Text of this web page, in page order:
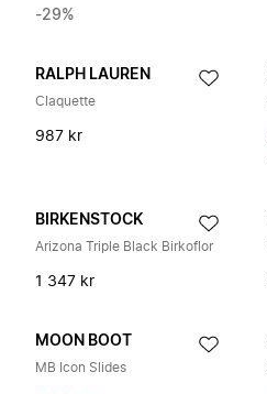
-29%
RALPH LAUREN
Claquette
987 kr
BIRKENSTOCK
Arizona Triple Black Birkoflor
1 347 kr
MOON BOOT
MB Icon Slides